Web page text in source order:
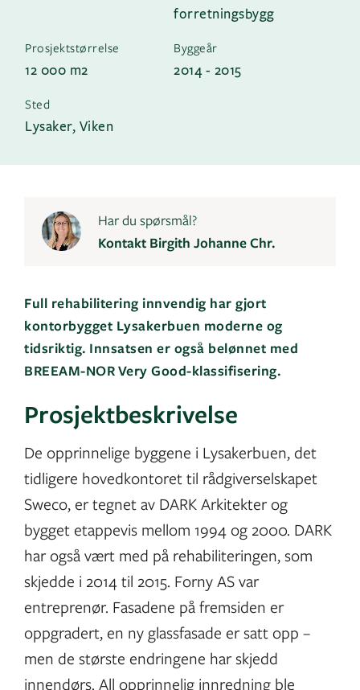
forretningsbygg
Prosjektstørrelse
12 000 m2
Byggeår
2014 - 2015
Sted
Lysaker, Viken
Har du spørsmål?
Kontakt Birgith Johanne Chr.
Full rehabilitering innvendig har gjort
kontorbygget Lysakerbuen moderne og
tidsriktig. Innsatsen er også belønnet med
BREEAM-NOR Very Good-klassifisering.
Prosjektbeskrivelse
De opprinnelige byggene i Lysakerbuen, det
tidligere hovedkontoret til rådgiverselskapet
Sweco, er tegnet av DARK Arkitekter og
bygget etappevis mellom 1994 og 2000. DARK
har også vært med på rehabiliteringen, som
skjedde i 2014 til 2015. Forny AS var
entreprenør. Fasadene på fremsiden er
oppgradert, en ny glassfasade er satt opp –
men de største endringene har skjedd
innendørs. All opprinnelig innredning ble